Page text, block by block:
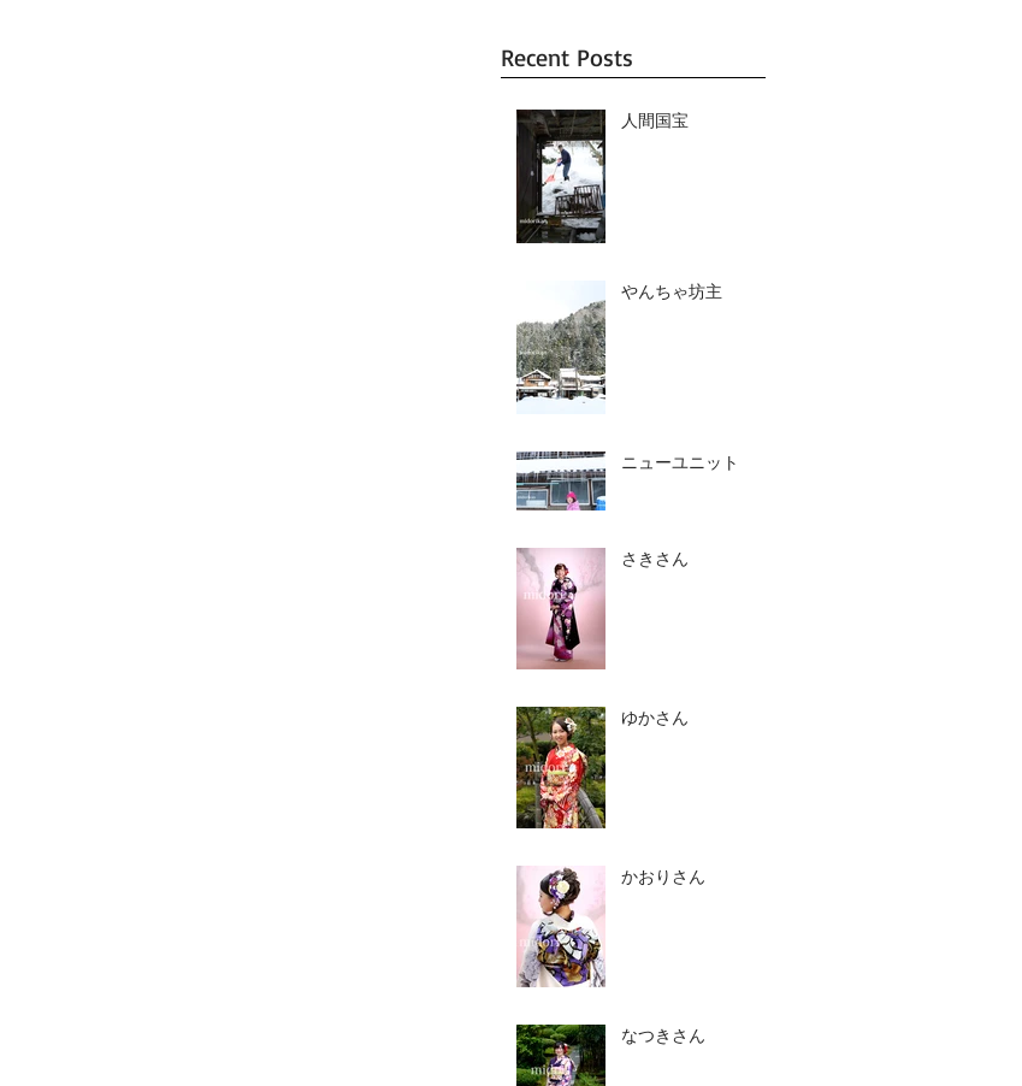
Recent Posts
人間国宝
やんちゃ坊主
ニューユニット
さきさん
ゆかさん
かおりさん
なつきさん